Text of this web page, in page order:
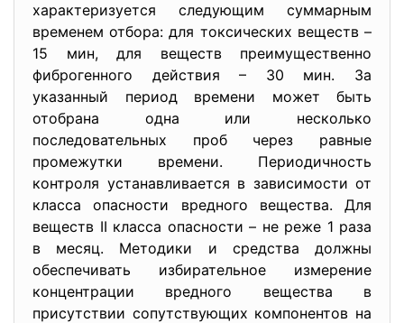
характеризуется следующим суммарным
временем отбора: для токсических веществ –
15 мин, для веществ преимущественно
фиброгенного действия – 30 мин. За
указанный период времени может быть
отобрана одна или несколько
последовательных проб через равные
промежутки времени. Периодичность
контроля устанавливается в зависимости от
класса опасности вредного вещества. Для
веществ II класса опасности – не реже 1 раза
в месяц. Методики и средства должны
обеспечивать избирательное измерение
концентрации вредного вещества в
присутствии сопутствующих компонентов на